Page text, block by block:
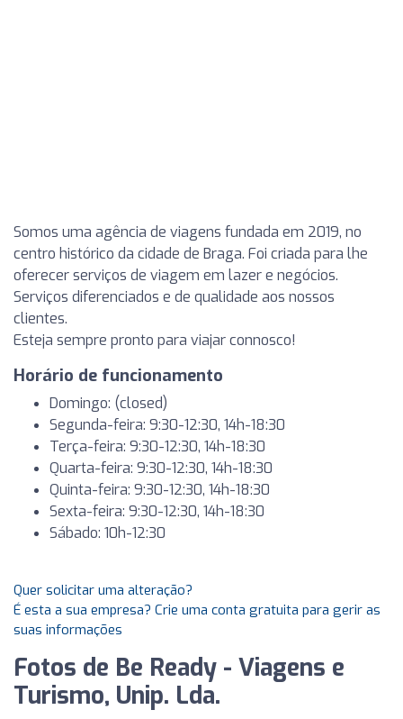
Somos uma agência de viagens fundada em 2019, no
centro histórico da cidade de Braga. Foi criada para lhe
oferecer serviços de viagem em lazer e negócios.
Serviços diferenciados e de qualidade aos nossos
clientes.
Esteja sempre pronto para viajar connosco!
Horário de funcionamento
Domingo: (closed)
Segunda-feira: 9:30-12:30, 14h-18:30
Terça-feira: 9:30-12:30, 14h-18:30
Quarta-feira: 9:30-12:30, 14h-18:30
Quinta-feira: 9:30-12:30, 14h-18:30
Sexta-feira: 9:30-12:30, 14h-18:30
Sábado: 10h-12:30
Quer solicitar uma alteração?
É esta a sua empresa? Crie uma conta gratuita para gerir as
suas informações
Fotos de Be Ready - Viagens e
Turismo, Unip. Lda.